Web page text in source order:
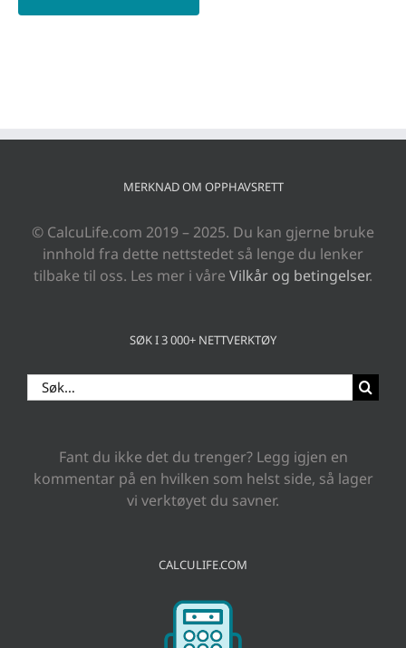
MERKNAD OM OPPHAVSRETT
© CalcuLife.com 2019 – 2025. Du kan gjerne bruke
innhold fra dette nettstedet så lenge du lenker
tilbake til oss. Les mer i våre Vilkår og betingelser.
SØK I 3 000+ NETTVERKTØY
Search
for:
Fant du ikke det du trenger? Legg igjen en
kommentar på en hvilken som helst side, så lager
vi verktøyet du savner.
CALCULIFE.COM